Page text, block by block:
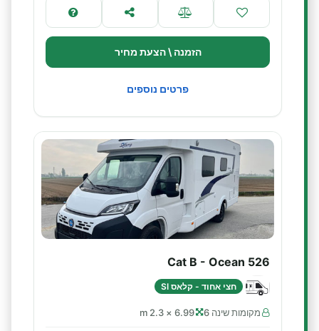
הזמנה \ הצעת מחיר
פרטים נוספים
Cat B - Ocean 526
חצי אחוד - קלאס SI
מקומות שינה 6 6.99 × 2.3 m